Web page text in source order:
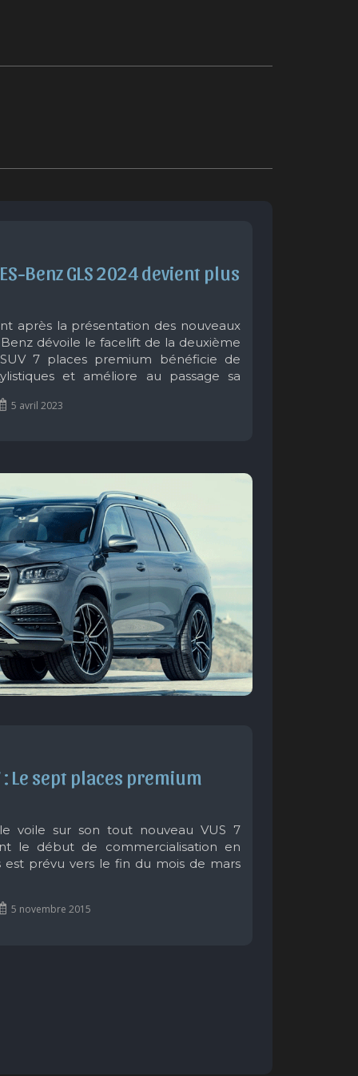
Benz GLS 2024 devient plus
après la présentation des nouveaux
Benz dévoile le facelift de la deuxième
7 places premium bénéficie de
et améliore au passage sa
5 avril 2023
: Le sept places premium
voile sur son tout nouveau VUS 7
le début de commercialisation en
est prévu vers le fin du mois de mars
5 novembre 2015